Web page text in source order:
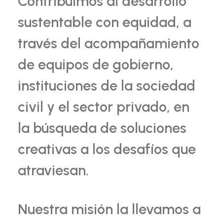
sustentable con equidad, a
través del acompañamiento
de equipos de gobierno,
instituciones de la sociedad
civil y el sector privado, en
la búsqueda de soluciones
creativas a los desafíos que
atraviesan.
Nuestra misión la llevamos a